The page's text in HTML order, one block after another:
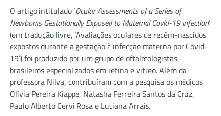
O artigo intitulado ‘Ocular Assessments of a Series of
Newborns Gestationally Exposed to Maternal Covid-19 Infection‘
(em tradução livre, ‘Avaliações oculares de recém-nascidos
expostos durante a gestação à infecção materna por Covid-
19’) foi produzido por um grupo de oftalmologistas
brasileiros especializados em retina e vítreo. Além da
professora Nilva, contribuíram com a pesquisa os médicos
Olívia Pereira Kiappe, Natasha Ferreira Santos da Cruz,
Paulo Alberto Cervi Rosa e Luciana Arrais.